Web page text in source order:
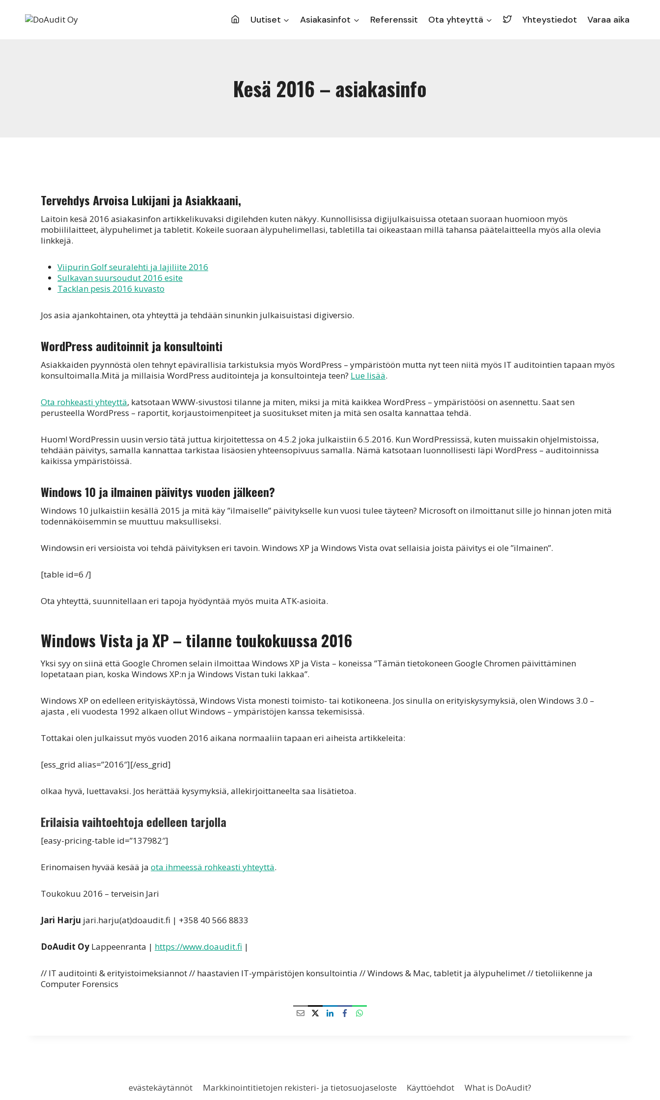
sisältöön
Uutiset Asiakasinfot Referenssit Ota yhteyttä Yhteystiedot Varaa aika
Kesä 2016 – asiakasinfo
Tervehdys Arvoisa Lukijani ja Asiakkaani,
Laitoin kesä 2016 asiakasinfon artikkelikuvaksi digilehden kuten näkyy. Kunnollisissa digijulkaisuissa otetaan suoraan huomioon myös
mobiililaitteet, älypuhelimet ja tabletit. Kokeile suoraan älypuhelimellasi, tabletilla tai oikeastaan millä tahansa päätelaitteella myös alla olevia
linkkejä.
Viipurin Golf seuralehti ja lajiliite 2016
Sulkavan suursoudut 2016 esite
Tacklan pesis 2016 kuvasto
Jos asia ajankohtainen, ota yhteyttä ja tehdään sinunkin julkaisuistasi digiversio.
WordPress auditoinnit ja konsultointi
Asiakkaiden pyynnöstä olen tehnyt epävirallisia tarkistuksia myös WordPress – ympäristöön mutta nyt teen niitä myös IT auditointien tapaan myös
konsultoimalla.Mitä ja millaisia WordPress auditointeja ja konsultointeja teen? Lue lisää.
Ota rohkeasti yhteyttä, katsotaan WWW-sivustosi tilanne ja miten, miksi ja mitä kaikkea WordPress – ympäristöösi on asennettu. Saat sen
perusteella WordPress – raportit, korjaustoimenpiteet ja suositukset miten ja mitä sen osalta kannattaa tehdä.
Huom! WordPressin uusin versio tätä juttua kirjoitettessa on 4.5.2 joka julkaistiin 6.5.2016. Kun WordPressissä, kuten muissakin ohjelmistoissa,
tehdään päivitys, samalla kannattaa tarkistaa lisäosien yhteensopivuus samalla. Nämä katsotaan luonnollisesti läpi WordPress – auditoinnissa
kaikissa ympäristöissä.
Windows 10 ja ilmainen päivitys vuoden jälkeen?
Windows 10 julkaistiin kesällä 2015 ja mitä käy ”ilmaiselle” päivitykselle kun vuosi tulee täyteen? Microsoft on ilmoittanut sille jo hinnan joten mitä
todennäköisemmin se muuttuu maksulliseksi.
Windowsin eri versioista voi tehdä päivityksen eri tavoin. Windows XP ja Windows Vista ovat sellaisia joista päivitys ei ole ”ilmainen”.
[table id=6 /]
Ota yhteyttä, suunnitellaan eri tapoja hyödyntää myös muita ATK-asioita.
Windows Vista ja XP – tilanne toukokuussa 2016
Yksi syy on siinä että Google Chromen selain ilmoittaa Windows XP ja Vista – koneissa ”Tämän tietokoneen Google Chromen päivittäminen
lopetataan pian, koska Windows XP:n ja Windows Vistan tuki lakkaa”.
Windows XP on edelleen erityiskäytössä, Windows Vista monesti toimisto- tai kotikoneena. Jos sinulla on erityiskysymyksiä, olen Windows 3.0 –
ajasta , eli vuodesta 1992 alkaen ollut Windows – ympäristöjen kanssa tekemisissä.
Tottakai olen julkaissut myös vuoden 2016 aikana normaaliin tapaan eri aiheista artikkeleita:
[ess_grid alias=”2016″][/ess_grid]
olkaa hyvä, luettavaksi. Jos herättää kysymyksiä, allekirjoittaneelta saa lisätietoa.
Erilaisia vaihtoehtoja edelleen tarjolla
[easy-pricing-table id=”137982″]
Erinomaisen hyvää kesää ja ota ihmeessä rohkeasti yhteyttä.
Toukokuu 2016 – terveisin Jari
Jari Harju jari.harju(at)doaudit.fi | +358 40 566 8833
DoAudit Oy Lappeenranta | https://www.doaudit.fi |
// IT auditointi & erityistoimeksiannot // haastavien IT-ympäristöjen konsultointia // Windows & Mac, tabletit ja älypuhelimet // tietoliikenne ja
Computer Forensics
evästekäytännöt Markkinointitietojen rekisteri- ja tietosuojaseloste Käyttöehdot What is DoAudit?